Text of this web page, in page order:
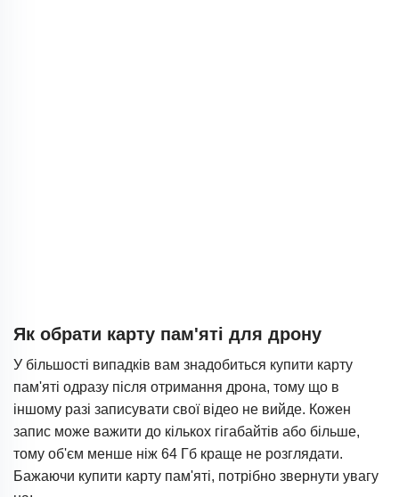
Як обрати карту пам'яті для дрону
У більшості випадків вам знадобиться купити карту
пам'яті одразу після отримання дрона, тому що в
іншому разі записувати свої відео не вийде. Кожен
запис може важити до кількох гігабайтів або більше,
тому об'єм менше ніж 64 Гб краще не розглядати.
Бажаючи купити карту пам'яті, потрібно звернути увагу